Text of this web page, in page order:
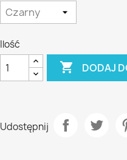
Ilość
 DODAJ
Udostępnij